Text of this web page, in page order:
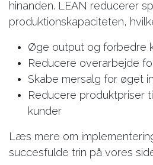
hinanden. LEAN reducerer
produktionskapaciteten,
Øge output og forbedre
Reducere overarbejde
Skabe mersalg for øget
Reducere produktpriser
kunder
Læs mere om
succesfulde trin på vores